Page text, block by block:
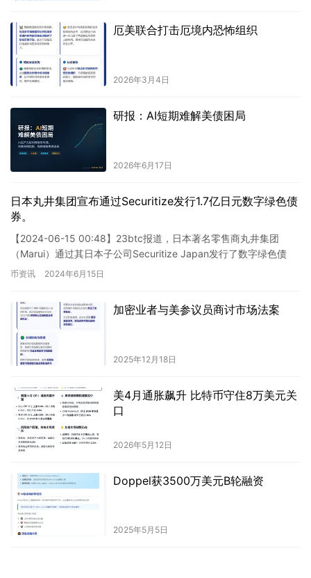
厄美联合打击厄境内恐怖组织
2026年3月4日
研报：AI短期难解美债困局
2026年6月17日
日本丸井集团宣布通过Securitize发行1.7亿日元数字绿色债
券。
【2024-06-15 00:48】23btc报道，日本著名零售商丸井集团
（Marui）通过其日本子公司Securitize Japan发行了数字绿色债
券。尽管本次发行规模不大，仅…
币资讯 2024年6月15日
加密业者与美参议员商讨市场法案
2025年12月18日
美4月通胀飙升 比特币守住8万美元关
口
2026年5月12日
Doppel获3500万美元B轮融资
2025年5月5日